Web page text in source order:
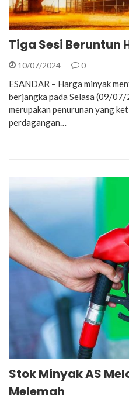
Tiga Sesi Beruntun
10/07/2024 0
ESANDAR – Harga minyak
berjangka pada Selasa (09/
merupakan penurunan yang
perdagangan…
Stok Minyak AS
Melemah